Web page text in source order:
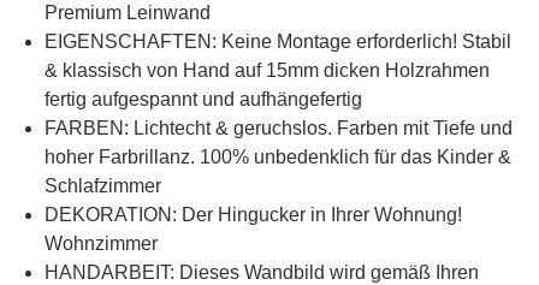
Premium Leinwand
EIGENSCHAFTEN: Keine Montage erforderlich! Stabil
& klassisch von Hand auf 15mm dicken Holzrahmen
fertig aufgespannt und aufhängefertig
FARBEN: Lichtecht & geruchslos. Farben mit Tiefe und
hoher Farbrillanz. 100% unbedenklich für das Kinder &
Schlafzimmer
DEKORATION: Der Hingucker in Ihrer Wohnung!
Wohnzimmer
HANDARBEIT: Dieses Wandbild wird gemäß Ihren